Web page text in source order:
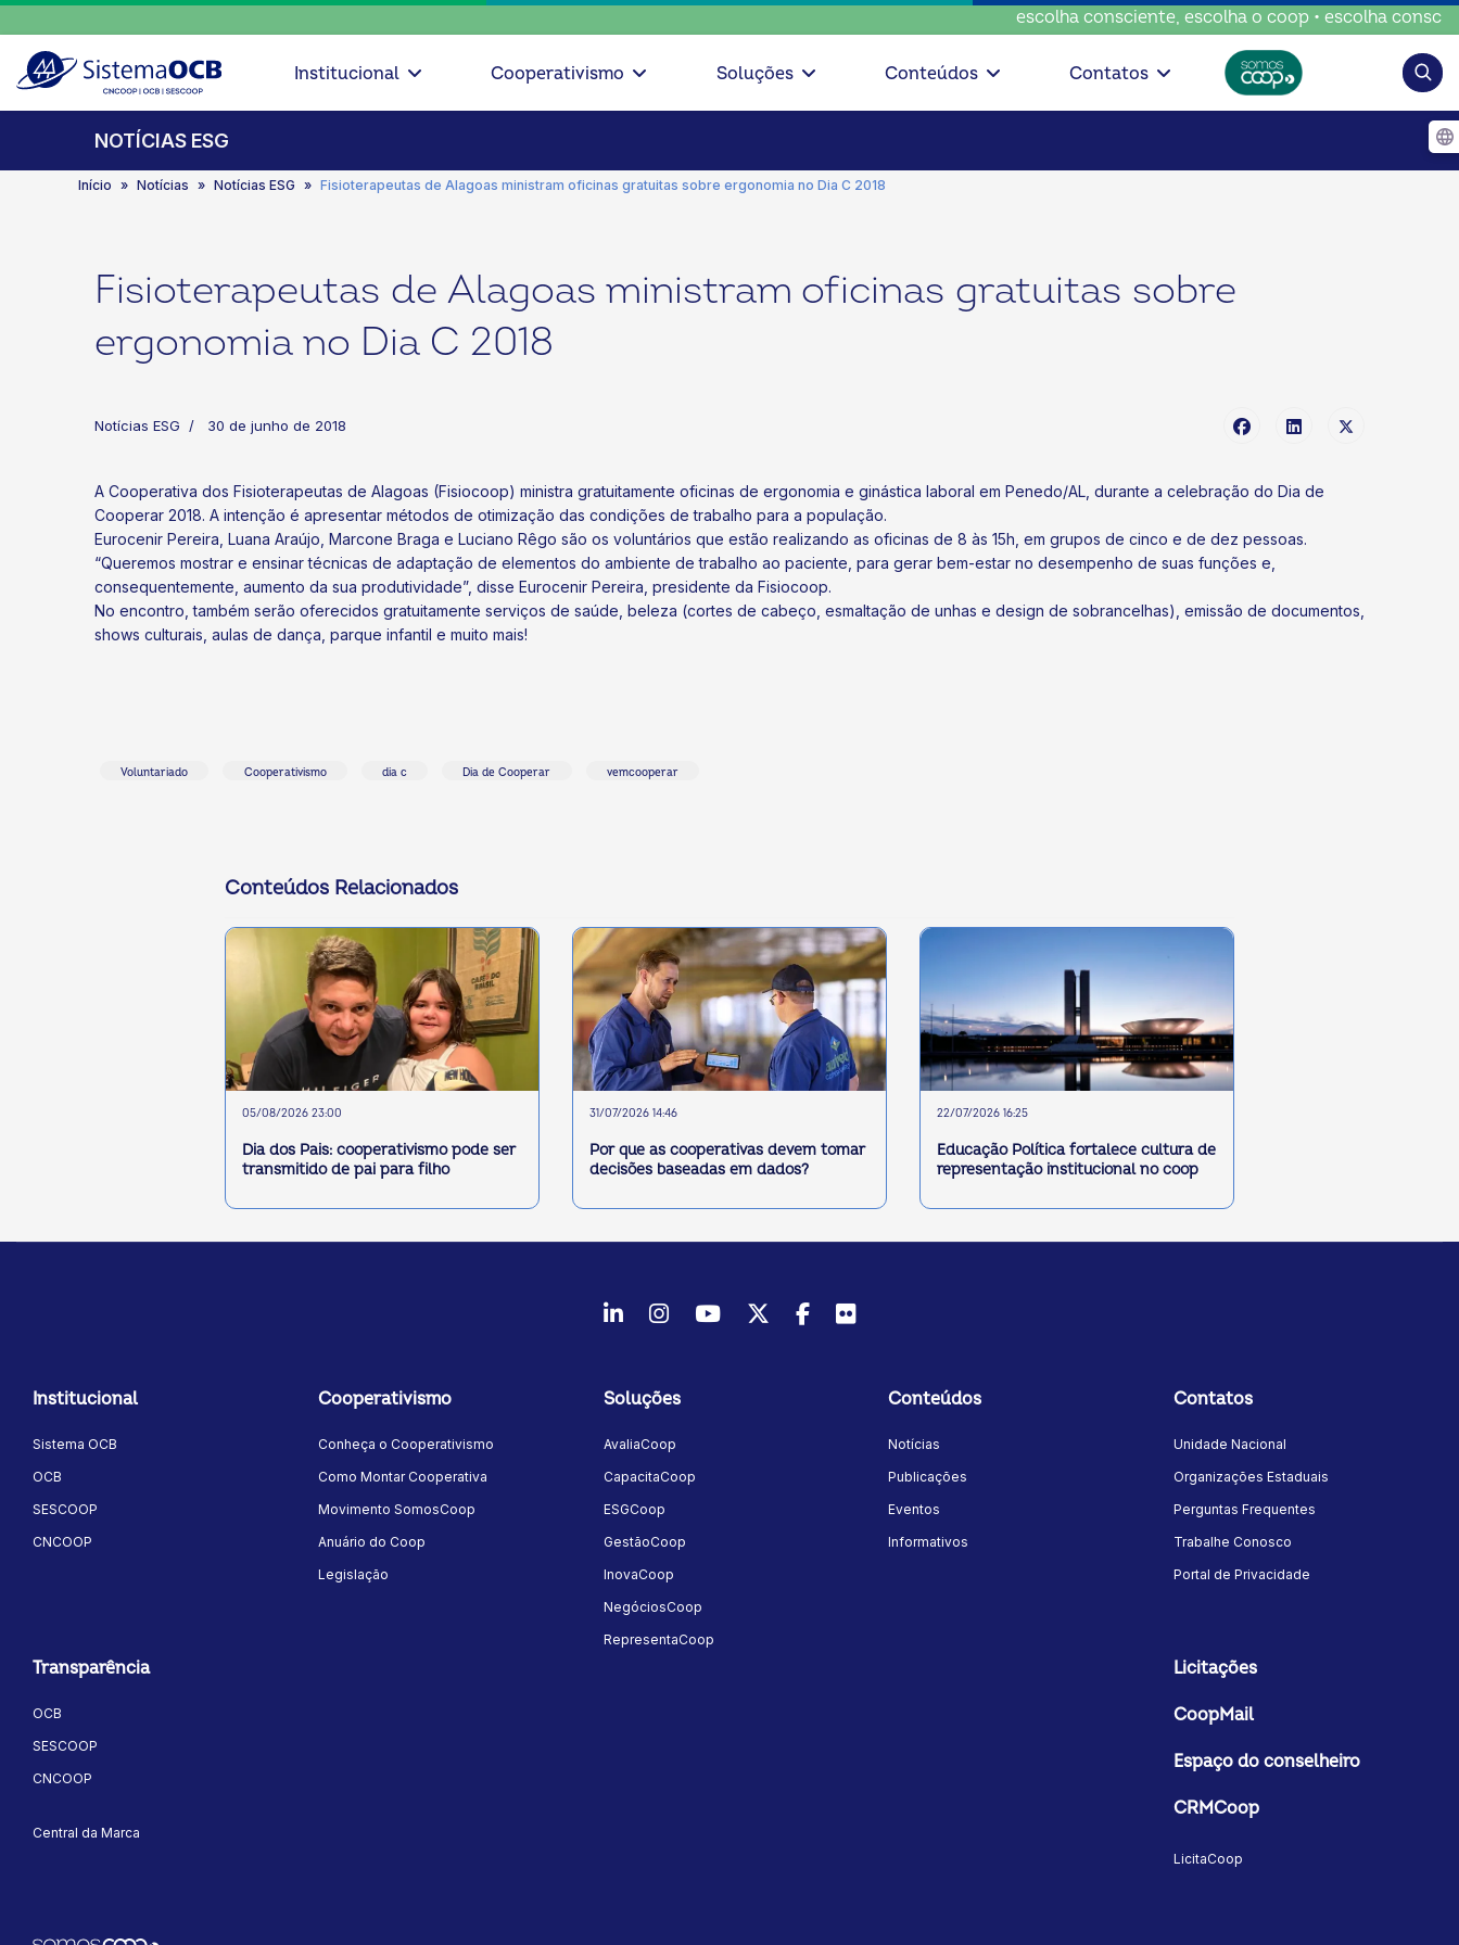
escolha consciente, escolha o coop • escolha
Institucional Cooperativismo Soluções Conteúdos Contatos
NOTÍCIAS ESG
Início Notícias Notícias ESG Fisioterapeutas de Alagoas ministram oficinas gratuitas sobre ergonomia no Dia C 2018
Fisioterapeutas de Alagoas ministram oficinas gratuitas sobre
ergonomia no Dia C 2018
Notícias ESG 30 de junho de 2018
A Cooperativa dos Fisioterapeutas de Alagoas (Fisiocoop) ministra gratuitamente oficinas de ergonomia e ginástica laboral em Penedo/AL, durante a celebração do Dia de
Cooperar 2018. A intenção é apresentar métodos de otimização das condições de trabalho para a população.
Eurocenir Pereira, Luana Araújo, Marcone Braga e Luciano Rêgo são os voluntários que estão realizando as oficinas de 8 às 15h, em grupos de cinco e de dez pessoas.
“Queremos mostrar e ensinar técnicas de adaptação de elementos do ambiente de trabalho ao paciente, para gerar bem-estar no desempenho de suas funções e,
consequentemente, aumento da sua produtividade”, disse Eurocenir Pereira, presidente da Fisiocoop.
No encontro, também serão oferecidos gratuitamente serviços de saúde, beleza (cortes de cabeço, esmaltação de unhas e design de sobrancelhas), emissão de documentos,
shows culturais, aulas de dança, parque infantil e muito mais!
Voluntariado Cooperativismo dia c Dia de Cooperar vemcooperar
Conteúdos Relacionados
05/08/2026 23:00
Dia dos Pais: cooperativismo pode ser
transmitido de pai para filho
31/07/2026 14:46
Por que as cooperativas devem tomar
decisões baseadas em dados?
22/07/2026 16:25
Educação Política fortalece cultura de
representação institucional no coop
LinkedInInstagram
YoutubeTwitter/X
Facebook
Flickr
Institucional
Sistema OCB
OCB
SESCOOP
CNCOOP
Cooperativismo
Conheça o Cooperativismo
Como Montar Cooperativa
Movimento SomosCoop
Anuário do Coop
Legislação
Soluções
AvaliaCoop
CapacitaCoop
ESGCoop
GestãoCoop
InovaCoop
NegóciosCoop
RepresentaCoop
Conteúdos
Notícias
Publicações
Eventos
Informativos
Contatos
Unidade Nacional
Organizações Estaduais
Perguntas Frequentes
Trabalhe Conosco
Portal de Privacidade
Transparência
OCB
SESCOOP
CNCOOP
Central da Marca
Licitações
CoopMail
Espaço do conselheiro
CRMCoop
LicitaCoop